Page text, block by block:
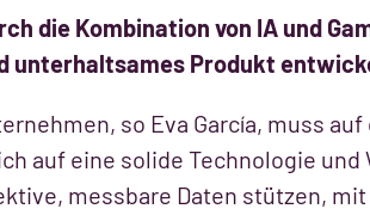
die Kombination von IA und
unterhaltsames Produkt
so Eva García, muss
auf eine solide Technologie
messbare Daten stützen,